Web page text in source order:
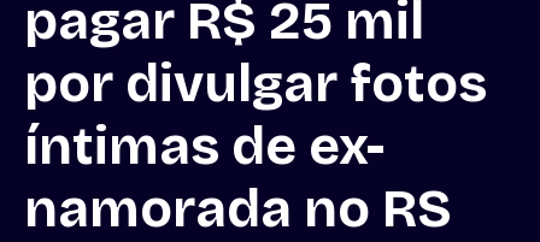
pagar R$ 25 mil
por divulgar fotos
íntimas de ex-
namorada no RS